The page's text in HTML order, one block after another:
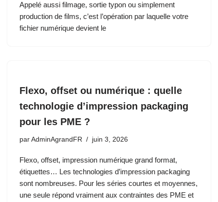
Appelé aussi filmage, sortie typon ou simplement
production de films, c’est l’opération par laquelle votre
fichier numérique devient le
Flexo, offset ou numérique : quelle
technologie d’impression packaging
pour les PME ?
par AdminAgrandFR juin 3, 2026
Flexo, offset, impression numérique grand format,
étiquettes… Les technologies d’impression packaging
sont nombreuses. Pour les séries courtes et moyennes,
une seule répond vraiment aux contraintes des PME et